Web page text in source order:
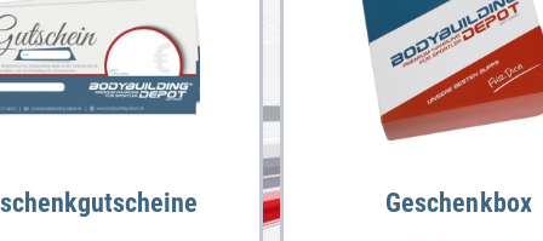
Geschenkbox